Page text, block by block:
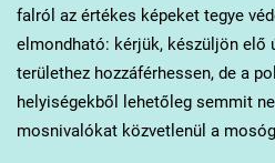
falról az értékes képeket tegye
elmondható: kérjük, készüljön elő
területhez hozzáférhessen, de a
helyiségekből lehetőleg semmit
mosnivalókat közvetlenül a